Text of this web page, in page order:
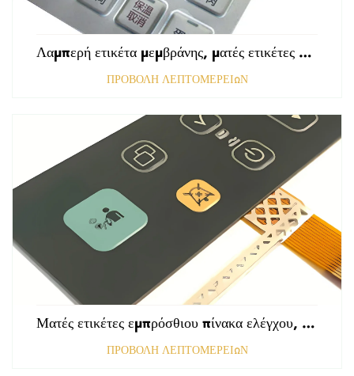
Λαμπερή ετικέτα μεμβράνης, ματές ετικέτες εμπρόσθιου πίνακα ελέγχου, ανάγλυφες ετικέτες πολυκαρβονικού, γραφικές επικαλύψεις
ΠΡΟΒΟΛΗ ΛΕΠΤΟΜΕΡΕΙΩΝ
Ματές ετικέτες εμπρόσθιου πίνακα ελέγχου, τρυπημένες με αμαυρωμένη επιφάνεια, πάχους 0,25 mm, ετικέτες από πολυκαρβονικό ή PVC
ΠΡΟΒΟΛΗ ΛΕΠΤΟΜΕΡΕΙΩΝ